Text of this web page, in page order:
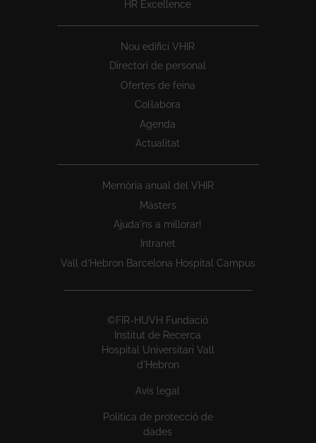
HR Excellence
Nou edifici VHIR
Directori de personal
Ofertes de feina
Col·labora
Agenda
Actualitat
Memòria anual del VHIR
Màsters
Ajuda'ns a millorar!
Intranet
Vall d’Hebron Barcelona Hospital Campus
©FIR-HUVH Fundació
Institut de Recerca
Hospital Universitari Vall
d'Hebron
Avís legal
Política de protecció de
dades